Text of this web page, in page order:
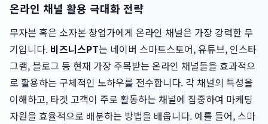
온라인 채널 활용 극대화 전략
무자본 혹은 소자본 창업가에게 온라인 채널은 가장 강력한 무
기입니다. 비즈니스PT는 네이버 스마트스토어, 유튜브, 인스타
그램, 블로그 등 현재 가장 주목받는 온라인 채널들을 효과적으
로 활용하는 구체적인 노하우를 전수합니다. 각 채널의 특성을
이해하고, 타겟 고객이 주로 활동하는 채널에 집중하여 마케팅
자원을 효율적으로 배분하는 방법을 배웁니다. 예를 들어, 스마